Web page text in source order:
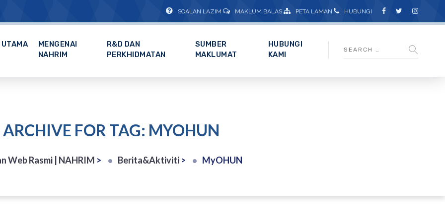
SOALAN LAZIM MAKLUM BALAS PETA LAMAN HUBUNGI
UTAMA
MENGENAI
NAHRIM
R&D DAN
PERKHIDMATAN
SUMBER
MAKLUMAT
HUBUNGI
KAMI
ARCHIVE FOR TAG: MYOHUN
Web Rasmi | NAHRIM > Berita&Aktiviti > MyOHUN